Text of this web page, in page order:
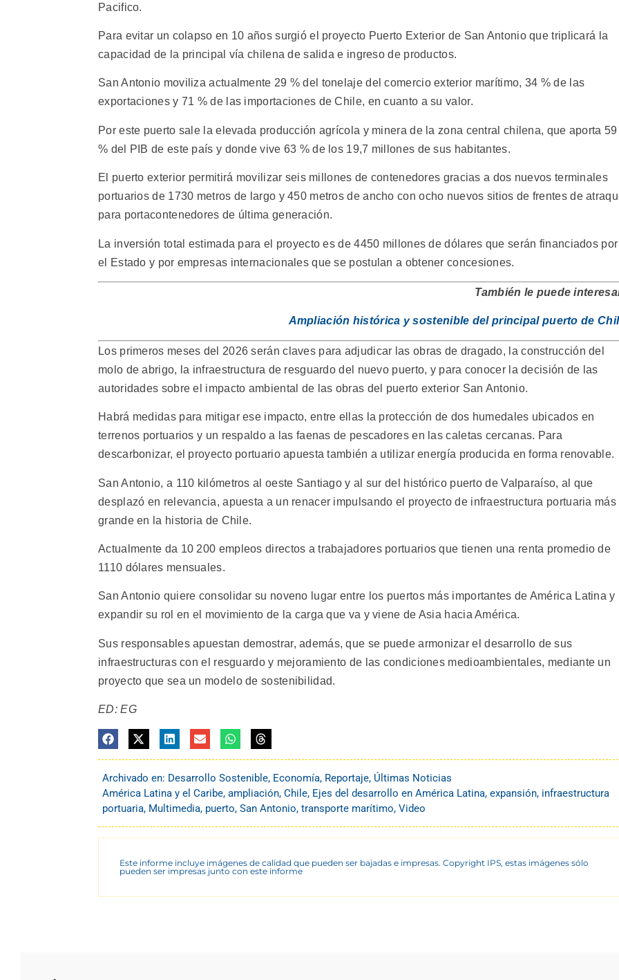
Pacifico.
Para evitar un colapso en 10 años surgió el proyecto Puerto Exterior de San Antonio que triplicará la
capacidad de la principal vía chilena de salida e ingreso de productos.
San Antonio moviliza actualmente 29 % del tonelaje del comercio exterior marítimo, 34 % de las
exportaciones y 71 % de las importaciones de Chile, en cuanto a su valor.
Por este puerto sale la elevada producción agrícola y minera de la zona central chilena, que aporta 59
% del PIB de este país y donde vive 63 % de los 19,7 millones de sus habitantes.
El puerto exterior permitirá movilizar seis millones de contenedores gracias a dos nuevos terminales
portuarios de 1730 metros de largo y 450 metros de ancho con ocho nuevos sitios de frentes de
para portacontenedores de última generación.
La inversión total estimada para el proyecto es de 4450 millones de dólares que serán financiados por
el Estado y por empresas internacionales que se postulan a obtener concesiones.
También le puede
Ampliación histórica y sostenible del principal puerto de
Los primeros meses del 2026 serán claves para adjudicar las obras de dragado, la construcción del
molo de abrigo, la infraestructura de resguardo del nuevo puerto, y para conocer la decisión de las
autoridades sobre el impacto ambiental de las obras del puerto exterior San Antonio.
Habrá medidas para mitigar ese impacto, entre ellas la protección de dos humedales ubicados en
terrenos portuarios y un respaldo a las faenas de pescadores en las caletas cercanas. Para
descarbonizar, el proyecto portuario apuesta también a utilizar energía producida en forma renovable.
San Antonio, a 110 kilómetros al oeste Santiago y al sur del histórico puerto de Valparaíso, al que
desplazó en relevancia, apuesta a un renacer impulsando el proyecto de infraestructura portuaria más
grande en la historia de Chile.
Actualmente da 10 200 empleos directos a trabajadores portuarios que tienen una renta promedio de
1110 dólares mensuales.
San Antonio quiere consolidar su noveno lugar entre los puertos más importantes de América Latina y
expandir su rol en el movimiento de la carga que va y viene de Asia hacia América.
Sus responsables apuestan demostrar, además, que se puede armonizar el desarrollo de sus
infraestructuras con el resguardo y mejoramiento de las condiciones medioambientales, mediante un
proyecto que sea un modelo de sostenibilidad.
ED: EG
Archivado en: Desarrollo Sostenible, Economía, Reportaje, Últimas Noticias
América Latina y el Caribe, ampliación, Chile, Ejes del desarrollo en América Latina, expansión, infraestructura
portuaria, Multimedia, puerto, San Antonio, transporte marítimo, Video
Este informe incluye imágenes de calidad que pueden ser bajadas e impresas. Copyright IPS, estas imágenes sólo
pueden ser impresas junto con este informe